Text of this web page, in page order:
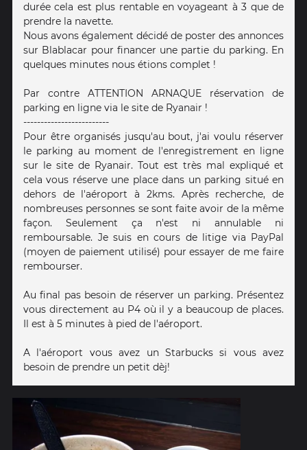
durée cela est plus rentable en voyageant à 3 que de
prendre la navette.
Nous avons également décidé de poster des annonces
sur Blablacar pour financer une partie du parking. En
quelques minutes nous étions complet !
Par contre ATTENTION ARNAQUE réservation de
parking en ligne via le site de Ryanair !
-------------------------
Pour être organisés jusqu'au bout, j'ai voulu réserver
le parking au moment de l'enregistrement en ligne
sur le site de Ryanair. Tout est très mal expliqué et
cela vous réserve une place dans un parking situé en
dehors de l'aéroport à 2kms. Après recherche, de
nombreuses personnes se sont faite avoir de la même
façon. Seulement ça n'est ni annulable ni
remboursable. Je suis en cours de litige via PayPal
(moyen de paiement utilisé) pour essayer de me faire
rembourser.
Au final pas besoin de réserver un parking. Présentez
vous directement au P4 où il y a beaucoup de places.
Il est à 5 minutes à pied de l'aéroport.
A l'aéroport vous avez un Starbucks si vous avez
besoin de prendre un petit dèj!